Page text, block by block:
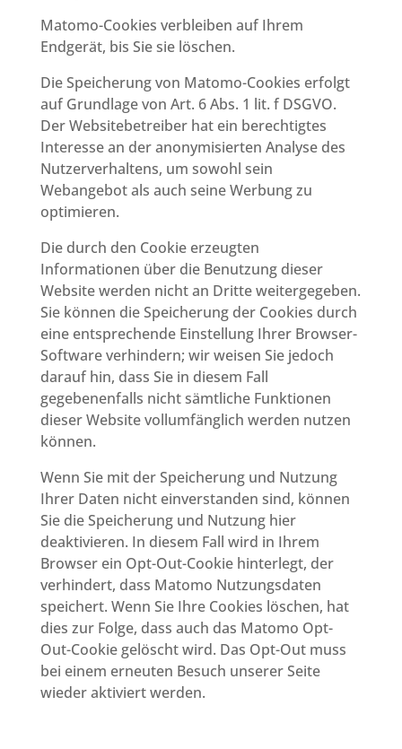
Matomo-Cookies verbleiben auf Ihrem
Endgerät, bis Sie sie löschen.
Die Speicherung von Matomo-Cookies erfolgt
auf Grundlage von Art. 6 Abs. 1 lit. f DSGVO.
Der Websitebetreiber hat ein berechtigtes
Interesse an der anonymisierten Analyse des
Nutzerverhaltens, um sowohl sein
Webangebot als auch seine Werbung zu
optimieren.
Die durch den Cookie erzeugten
Informationen über die Benutzung dieser
Website werden nicht an Dritte weitergegeben.
Sie können die Speicherung der Cookies durch
eine entsprechende Einstellung Ihrer Browser-
Software verhindern; wir weisen Sie jedoch
darauf hin, dass Sie in diesem Fall
gegebenenfalls nicht sämtliche Funktionen
dieser Website vollumfänglich werden nutzen
können.
Wenn Sie mit der Speicherung und Nutzung
Ihrer Daten nicht einverstanden sind, können
Sie die Speicherung und Nutzung hier
deaktivieren. In diesem Fall wird in Ihrem
Browser ein Opt-Out-Cookie hinterlegt, der
verhindert, dass Matomo Nutzungsdaten
speichert. Wenn Sie Ihre Cookies löschen, hat
dies zur Folge, dass auch das Matomo Opt-
Out-Cookie gelöscht wird. Das Opt-Out muss
bei einem erneuten Besuch unserer Seite
wieder aktiviert werden.